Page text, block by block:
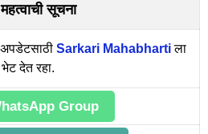
महत्वाची सूचना
Sarkari Mahabhartiला
भेट देत रहा.
Group